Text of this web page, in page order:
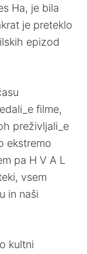
Ha, je bila
je preteklo
epizod
filme,
preživljali_e
ekstremo
pa H V A L
vsem
in naši
kultni